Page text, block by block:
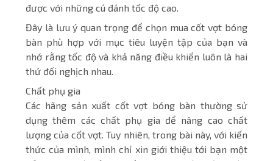
được với những cú đánh tốc độ cao.
Đây là lưu ý quan trọng để chọn mua cốt vợt bóng
bàn phù hợp với mục tiêu luyện tập của bạn và
nhớ rằng tốc độ và khả năng điều khiển luôn là hai
thứ đối nghịch nhau.
Chất phụ gia
Các hãng sản xuất cốt vợt bóng bàn thường sử
dụng thêm các chất phụ gia để nâng cao chất
lượng của cốt vợt. Tuy nhiên, trong bài này, với kiến
thức của mình, mình chỉ xin giới thiệu tới bạn một